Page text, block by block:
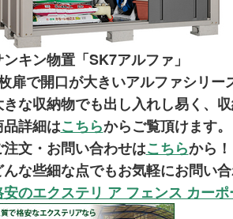
キン物置「SK7アルファ」
扉で開口が大きいアルファシリー
な収納物でも出し入れし易く、
詳細はこちらからご覧頂けます。
文・お問い合わせはこちらから！
な些細な点でもお気軽にお問い合
のエクステリ ア フェンス カー